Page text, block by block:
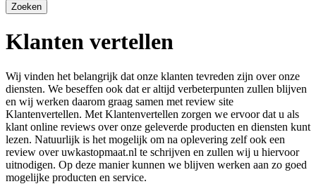
Zoeken
Klanten vertellen
Wij vinden het belangrijk dat onze klanten tevreden zijn over onze
diensten. We beseffen ook dat er altijd verbeterpunten zullen blijven
en wij werken daarom graag samen met review site
Klantenvertellen. Met Klantenvertellen zorgen we ervoor dat u als
klant online reviews over onze geleverde producten en diensten kunt
lezen. Natuurlijk is het mogelijk om na oplevering zelf ook een
review over uwkastopmaat.nl te schrijven en zullen wij u hiervoor
uitnodigen. Op deze manier kunnen we blijven werken aan zo goed
mogelijke producten en service.